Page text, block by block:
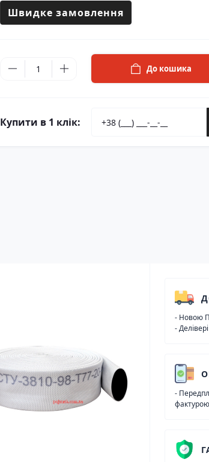
Швидке замовлення
До кошика
Купити в 1 клік:
- Новою
- Делівері
-
фактурою